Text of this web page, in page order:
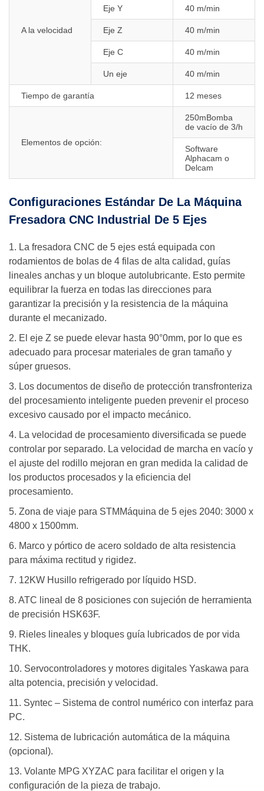
A la velocidad
Eje Y 40 m/min
Eje Z 40 m/min
Eje C 40 m/min
Un eje 40 m/min
Tiempo de garantía 12 meses
Elementos de opción:
250mBomba
de vacío de 3/h
Software
Alphacam o
Delcam
Configuraciones Estándar De La Máquina
Fresadora CNC Industrial De 5 Ejes
1. La fresadora CNC de 5 ejes está equipada con
rodamientos de bolas de 4 filas de alta calidad, guías
lineales anchas y un bloque autolubricante. Esto permite
equilibrar la fuerza en todas las direcciones para
garantizar la precisión y la resistencia de la máquina
durante el mecanizado.
2. El eje Z se puede elevar hasta 90°0mm, por lo que es
adecuado para procesar materiales de gran tamaño y
súper gruesos.
3. Los documentos de diseño de protección transfronteriza
del procesamiento inteligente pueden prevenir el proceso
excesivo causado por el impacto mecánico.
4. La velocidad de procesamiento diversificada se puede
controlar por separado. La velocidad de marcha en vacío y
el ajuste del rodillo mejoran en gran medida la calidad de
los productos procesados ​​y la eficiencia del
procesamiento.
5. Zona de viaje para STMMáquina de 5 ejes 2040: 3000 x
4800 x 1500mm.
6. Marco y pórtico de acero soldado de alta resistencia
para máxima rectitud y rigidez.
7. 12KW Husillo refrigerado por líquido HSD.
8. ATC lineal de 8 posiciones con sujeción de herramienta
de precisión HSK63F.
9. Rieles lineales y bloques guía lubricados de por vida
THK.
10. Servocontroladores y motores digitales Yaskawa para
alta potencia, precisión y velocidad.
11. Syntec – Sistema de control numérico con interfaz para
PC.
12. Sistema de lubricación automática de la máquina
(opcional).
13. Volante MPG XYZAC para facilitar el origen y la
configuración de la pieza de trabajo.